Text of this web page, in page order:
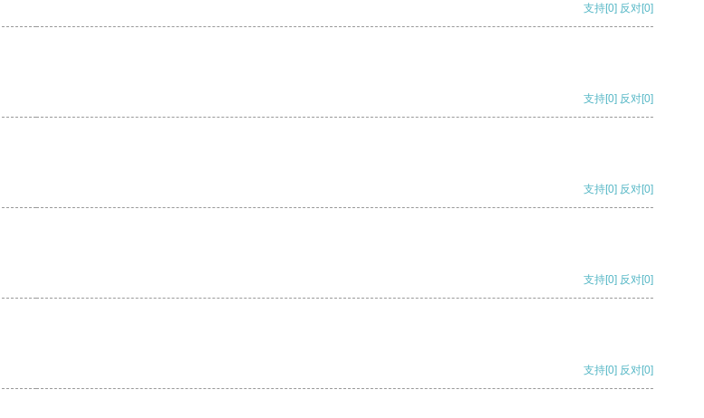
支持[0] 反对[0]
支持[0] 反对[0]
支持[0] 反对[0]
支持[0] 反对[0]
支持[0] 反对[0]